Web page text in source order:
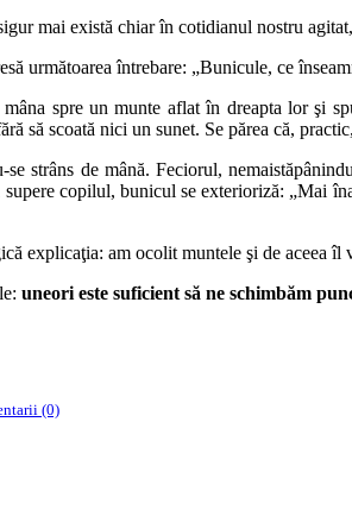
mai există chiar în cotidianul nostru
următoarea întrebare: „Bunicule, ce
spre un munte aflat în dreapta lor şi
să scoată nici un sunet. Se părea că,
strâns de mână. Feciorul,
copilul, bunicul se exterioriză: „Mai
explicaţia: am ocolit muntele şi de aceea îl
uneori este suficient să ne schimbăm
(0)